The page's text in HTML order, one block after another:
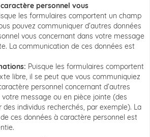
personnel vous
les formulaires comportent un champ
pouvez communiquer d’autres données
vous concernant dans votre message
La communication de ces données est
Puisque les formulaires comportent
libre, il se peut que vous communiquiez
personnel concernant d’autres
votre message ou en pièce jointe (des
individus recherchés, par exemple). La
ces données à caractère personnel est